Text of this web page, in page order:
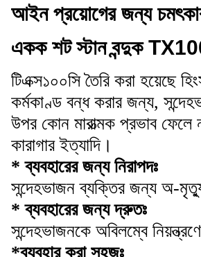
আইন প্রয়োগের জন্য
একক শট স্টান বন্দুক
টিএক্স১০০সি তৈরি করা হয়েছে
কর্মকাণ্ড বন্ধ করার জন্য,
উপর কোন মারাত্মক প্রভাব ফেলে
কারাগার ইত্যাদি।
* ব্যবহারের জন্য নিরাপদঃ
সন্দেহভাজন ব্যক্তির জন্য অ-
* ব্যবহারের জন্য দ্রুতঃ
সন্দেহভাজনকে অবিলম্বে
*ব্যবহার করা সহজঃ